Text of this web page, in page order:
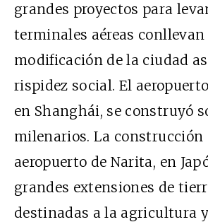
grandes proyectos para
terminales aéreas conllevan
modificación de la ciudad
rispidez social. El
en Shanghái, se construyó
milenarios. La construcción
aeropuerto de Narita, en
grandes extensiones de
destinadas a la agricultura